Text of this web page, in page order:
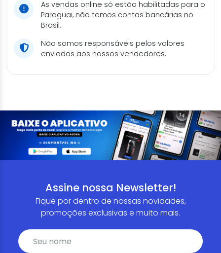
As vendas online só estão habilitadas para o
Paraguai, não temos contas bancárias no
Brasil.
Não somos responsáveis pelos valores
enviados aos nossos vendedores.
Assine nossa Newsletter!
Fique por dentro de nossas novidades,
promoções exclusivas e muito mais.